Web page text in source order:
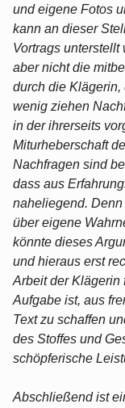
und eigene Fotos
kann an dieser
Vortrags
aber nicht die
durch die Klägerin,
wenig ziehen
in der ihrerseits
Miturheberschaft
Nachfragen sind
dass aus
naheliegend.
über eigene
könnte dieses
und hieraus erst
Arbeit der Klägerin
Aufgabe ist, aus
Text zu schaffen
des Stoffes und
schöpferische
Abschließend ist